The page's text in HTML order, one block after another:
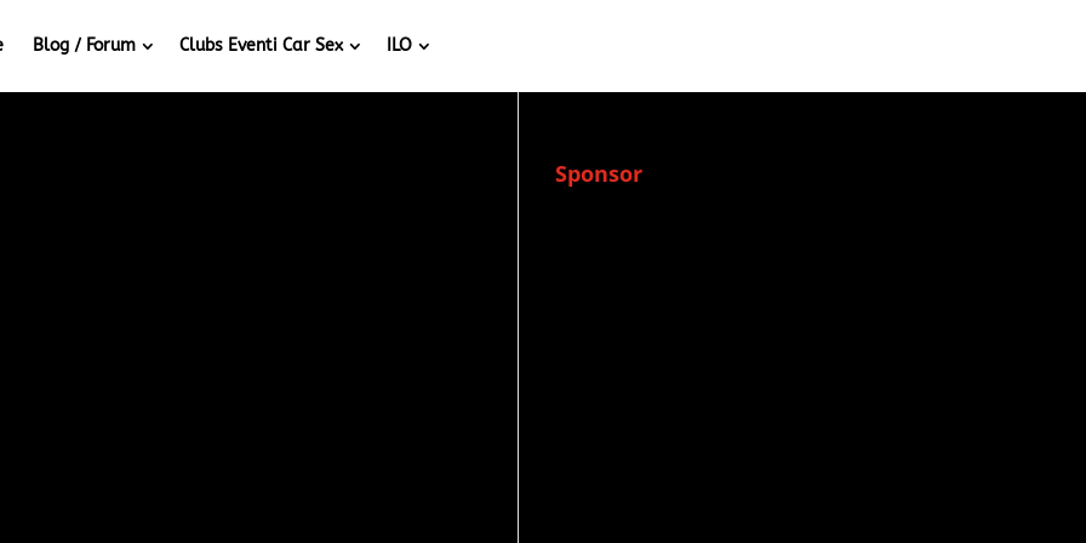
Blog / Forum Clubs Eventi Car Sex ILO
Sponsor